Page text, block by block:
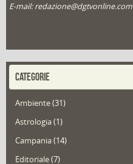
E-mail: redazione@dgtvonline.com
CATEGORIE
Ambiente(31)
Astrologia(1)
Campania(14)
Editoriale(7)